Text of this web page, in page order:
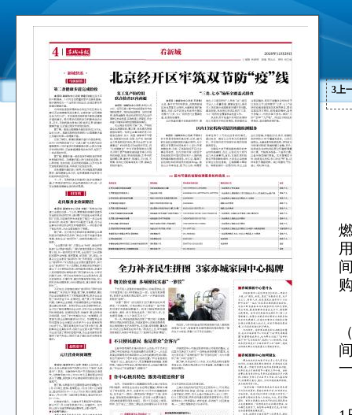
3上